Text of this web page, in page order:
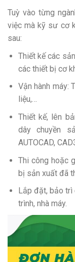
Tuỳ vào từng
việc mà kỹ sư cơ
sau:
Thiết kế các
các thiết bị cơ
Vận hành máy:
liệu,…
Thiết kế, lên
dây chuyền
AUTOCAD,
Thi công hoặc
bị sản xuất đã
Lắp đặt, bảo trì
trình, nhà máy.